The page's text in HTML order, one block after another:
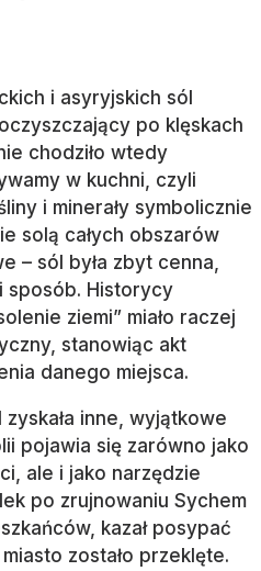
i asyryjskich sól
po klęskach
chodziło wtedy
w kuchni, czyli
i minerały symbolicznie
solą całych obszarów
– sól była zbyt cenna,
sposób. Historycy
ziemi” miało raczej
stanowiąc akt
danego miejsca.
inne, wyjątkowe
pojawia się zarówno jako
ale i jako narzędzie
po zrujnowaniu Sychem
kazał posypać
zostało przeklęte.